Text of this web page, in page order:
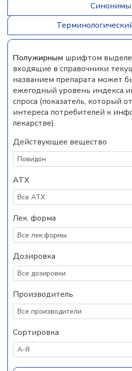
Синонимы
Полужирным шрифтом
входящие в справочники
названием препарата может
ежегодный уровень индекса
спроса (показатель, который
интереса потребителей к
лекарстве).
Действующее вещество
АТХ
Лек. форма
Дозировка
Производитель
Сортировка